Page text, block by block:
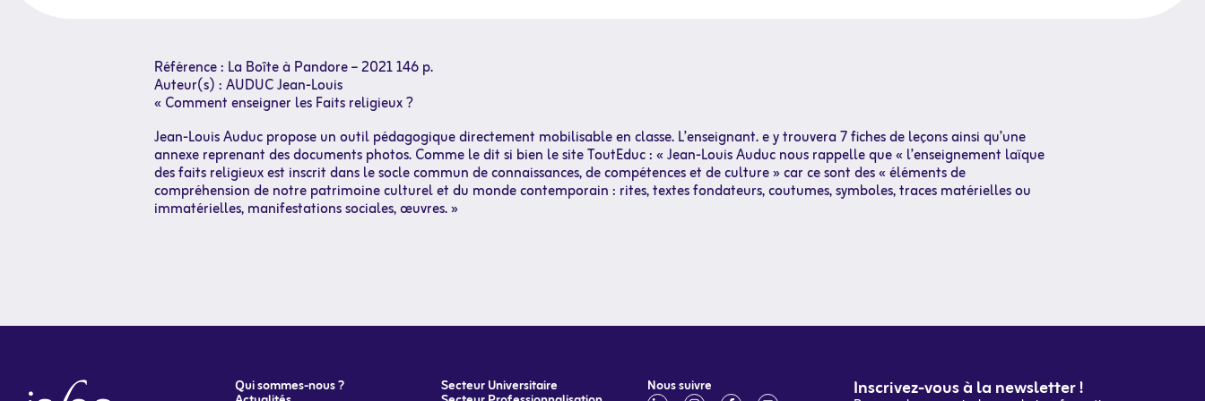
Référence : La Boîte à Pandore – 2021 146 p.
Auteur(s) : AUDUC Jean-Louis
« Comment enseigner les Faits religieux ?
Jean-Louis Auduc propose un outil pédagogique directement mobilisable en classe. L’enseignant. e y trouvera 7 fiches de leçons ainsi qu’une
annexe reprenant des documents photos. Comme le dit si bien le site ToutEduc : « Jean-Louis Auduc nous rappelle que « l’enseignement laïque
des faits religieux est inscrit dans le socle commun de connaissances, de compétences et de culture » car ce sont des « éléments de
compréhension de notre patrimoine culturel et du monde contemporain : rites, textes fondateurs, coutumes, symboles, traces matérielles ou
immatérielles, manifestations sociales, œuvres. »
Qui sommes-nous ? Secteur Universitaire Nous suivre Inscrivez-vous à la newsletter !